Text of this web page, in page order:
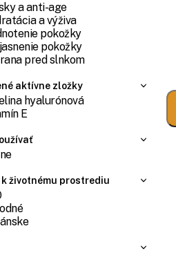
a anti-age
a výživa
pokožky
pokožky
pred slnkom
aktívne zložky
hyalurónová
E
životnému prostrediu